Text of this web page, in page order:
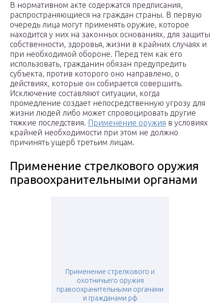
В нормативном акте содержатся предписания,
распространяющиеся на граждан страны. В первую
очередь лица могут применять оружие, которое
находится у них на законных основаниях, для защиты
собственности, здоровья, жизни в крайних случаях и
при необходимой обороне. Перед тем как его
использовать, гражданин обязан предупредить
субъекта, против которого оно направлено, о
действиях, которые он собирается совершить.
Исключение составляют ситуации, когда
промедление создает непосредственную угрозу для
жизни людей либо может спровоцировать другие
тяжкие последствия. Применение оружия в условиях
крайней необходимости при этом не должно
причинять ущерб третьим лицам.
Применение стрелкового оружия
правоохранительными органами
Применение стрелкового и
охотничьего оружия
правоохранительными органами
и гражданами рф